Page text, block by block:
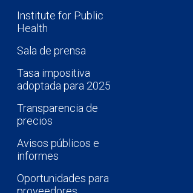
Institute for Public
Health
Sala de prensa
Tasa impositiva
adoptada para 2025
Transparencia de
precios
Avisos públicos e
informes
Oportunidades para